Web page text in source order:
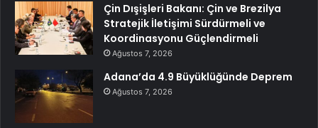
Çin Dışişleri Bakanı: Çin ve Brezilya
Stratejik İletişimi Sürdürmeli ve
Koordinasyonu Güçlendirmeli
Ağustos 7, 2026
Adana’da 4.9 Büyüklüğünde Deprem
Ağustos 7, 2026